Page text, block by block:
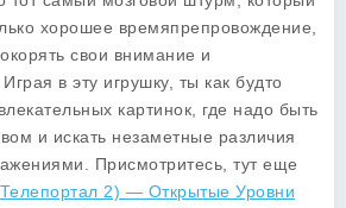
хорошее времяпрепровождение,
свои внимание и
в эту игрушку, ты как будто
картинок, где надо быть
и искать незаметные различия
Присмотритесь, тут еще
2) — Открытые Уровни